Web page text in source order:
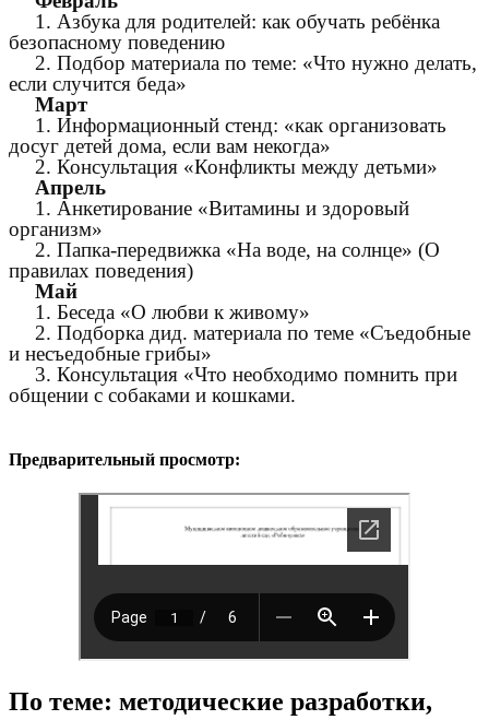
1. Азбука для родителей: как обучать ребёнка
безопасному поведению
2. Подбор материала по теме: «Что нужно делать,
если случится беда»
Март
1. Информационный стенд: «как организовать
досуг детей дома, если вам некогда»
2. Консультация «Конфликты между детьми»
Апрель
1. Анкетирование «Витамины и здоровый
организм»
2. Папка-передвижка «На воде, на солнце» (О
правилах поведения)
Май
1. Беседа «О любви к живому»
2. Подборка дид. материала по теме «Съедобные
и несъедобные грибы»
3. Консультация «Что необходимо помнить при
общении с собаками и кошками.
Предварительный просмотр:
По теме: методические разработки,